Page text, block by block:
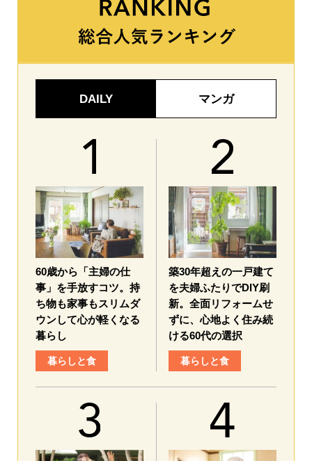
DAILY マンガ
60歳から「主婦の仕
事」を手放すコツ。持
ち物も家事もスリムダ
ウンして心が軽くなる
暮らし
暮らしと食
築30年超えの一戸建て
を夫婦ふたりでDIY刷
新。全面リフォームせ
ずに、心地よく住み続
ける60代の選択
暮らしと食